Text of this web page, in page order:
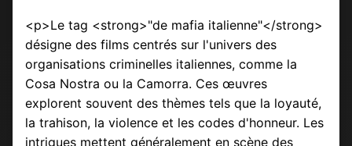
<p>Le tag <strong>"de mafia italienne"</strong>
désigne des films centrés sur l'univers des
organisations criminelles italiennes, comme la
Cosa Nostra ou la Camorra. Ces œuvres
explorent souvent des thèmes tels que la loyauté,
la trahison, la violence et les codes d'honneur. Les
intrigues mettent généralement en scène des